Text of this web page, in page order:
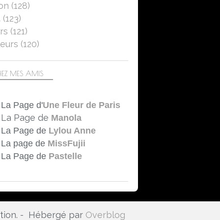
(128)
(123)
(121)
(120)
MES AMIS
La Page d'Une Fleur de Paris
La Page de Manola
La Page de Lylou Anne
La page de MissFujii
La Page de Pastelle
- Hébergé par Overblog